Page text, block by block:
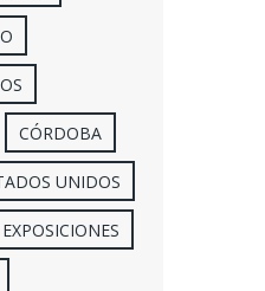
CÓRDOBA
UNIDOS
EXPOSICIONES